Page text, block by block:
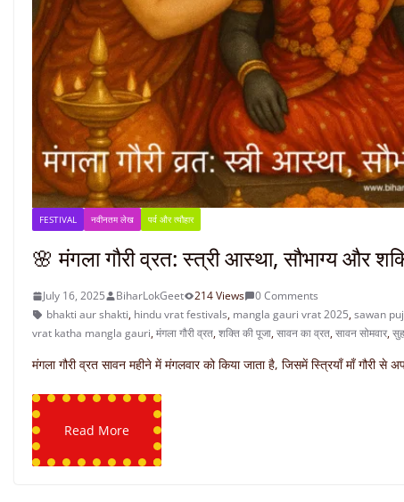
FESTIVAL नवीनतम लेख पर्व और त्यौहार
🌸 मंगला गौरी व्रत: स्त्री आस्था, सौभाग्य और
July 16, 2025 BiharLokGeet 214 Views
0 Comments
bhakti aur shakti, hindu vrat festivals, mangla gauri vrat 2025,sawan
vrat katha mangla gauri,मंगला गौरी व्रत,शक्ति की पूजा,सावन का व्रत,सावन सोमवार,
मंगला गौरी व्रत सावन महीने में मंगलवार को किया जाता है, जिसमें स्त्रियाँ माँ गौरी से
Read More